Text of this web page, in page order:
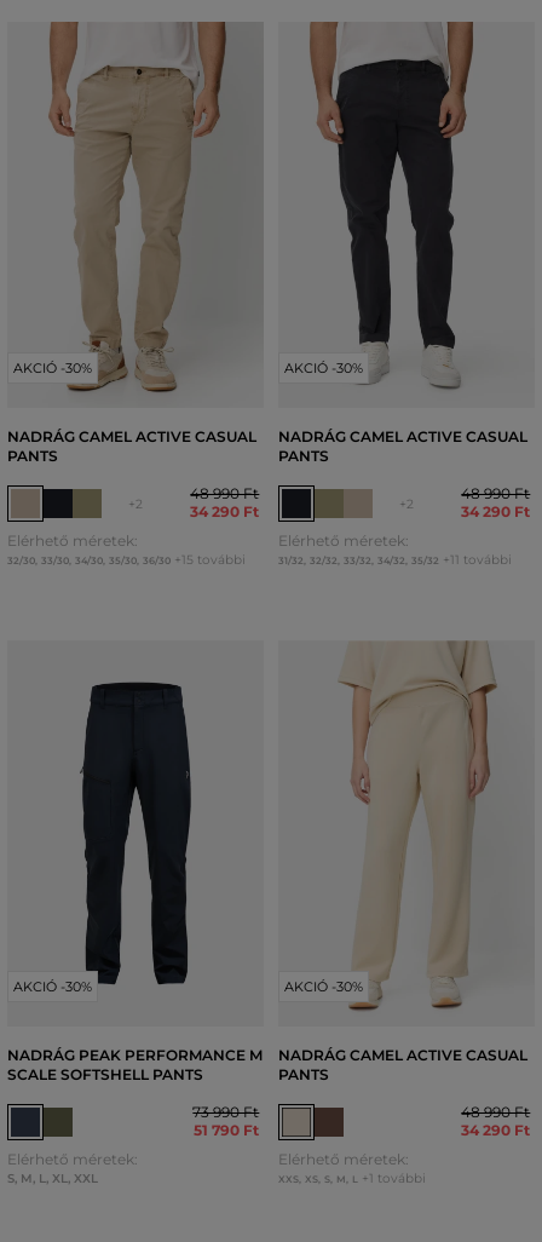
AKCIÓ -30%
NADRÁG CAMEL ACTIVE CASUAL
PANTS
+2
48 990 Ft
34 290 Ft
Elérhető méretek:
32/30, 33/30, 34/30, 35/30, 36/30 +15 további
AKCIÓ -30%
NADRÁG CAMEL ACTIVE CASUAL
PANTS
+2
48 990 Ft
34 290 Ft
Elérhető méretek:
31/32 32/32 33/32 34/32 35/32 +11 további
AKCIÓ -30%
NADRÁG PEAK PERFORMANCE M
SCALE SOFTSHELL PANTS
73 990 Ft
51 790 Ft
Elérhető méretek:
S, M, L, XL, XXL
AKCIÓ -30%
NADRÁG CAMEL ACTIVE CASUAL
PANTS
48 990 Ft
34 290 Ft
Elérhető méretek:
XXS, XS, S, M L +1 további